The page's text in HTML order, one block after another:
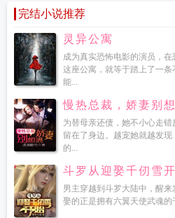
完结小说推荐
灵异公寓
成为真实恐怖电影的演员，
这座公寓，就等于踏上了一
能...
慢热总裁，娇妻别
为替母亲还债，她不小心走
留在了身边。越宠她就越发
的...
斗罗从迎娶千仞雪
男主穿越到斗罗大陆中，醒
娶的正是拥有六翼天使武魂的